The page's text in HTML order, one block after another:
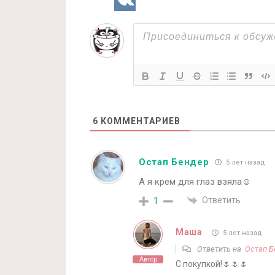
6 КОММЕНТАРИЕВ
Остап Бендер 5 лет назад
А я крем для глаз взяла☺️
1 Ответить
Автор
Маша 5 лет назад
Ответить на Остап
С покупкой!🌷🌷🌷